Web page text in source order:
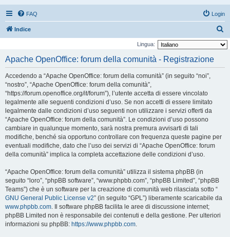
FAQ Login
Indice
e
Lingua:
Apache OpenOffice: forum della comunità - Registrazione
Accedendo a “Apache OpenOffice: forum della comunità” (in seguito “noi”,
“nostro”, “Apache OpenOffice: forum della comunità”,
“https://forum.openoffice.org/it/forum”), l’utente accetta di essere vincolato
legalmente alle seguenti condizioni d’uso. Se non accetti di essere limitato
legalmente dalle condizioni d’uso seguenti non utilizzare i servizi offerti da
“Apache OpenOffice: forum della comunità”. Le condizioni d’uso possono
cambiare in qualunque momento, sarà nostra premura avvisarti di tali
modifiche, benché sia opportuno controllare con frequenza queste pagine per
eventuali modifiche, dato che l’uso dei servizi di “Apache OpenOffice: forum
della comunità” implica la completa accettazione delle condizioni d’uso.
“Apache OpenOffice: forum della comunità” utilizza il sistema phpBB (in
seguito “loro”, “phpBB software”, “www.phpbb.com”, “phpBB Limited”, “phpBB
Teams”) che è un software per la creazione di comunità web rilasciata sotto “
GNU General Public License v2” (in seguito “GPL”) liberamente scaricabile da
www.phpbb.com. Il software phpBB facilita le aree di discussione internet;
phpBB Limited non è responsabile dei contenuti e della gestione. Per ulteriori
informazioni su phpBB: https://www.phpbb.com.